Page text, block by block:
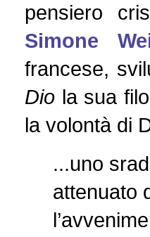
pensiero
Simone
francese,
Dio la sua
la volontà di
...uno
attenuato